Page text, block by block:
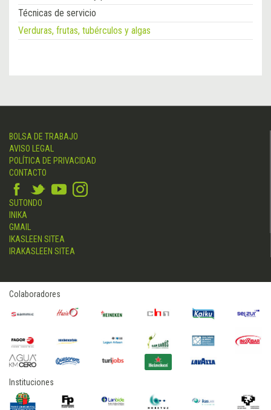
Técnicas de servicio
Verduras, frutas, tubérculos y algas
BOLSA DE TRABAJO
AVISO LEGAL
POLÍTICA DE PRIVACIDAD
CONTACTO
SUTONDO
INIKA
GMAIL
IKASLEEN SITEA
IRAKASLEEN SITEA
Colaboradores
Instituciones